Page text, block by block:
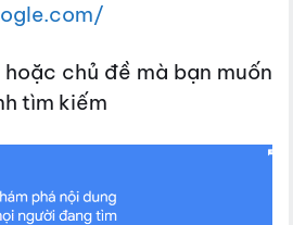
chủ đề mà bạn muốn
tìm kiếm